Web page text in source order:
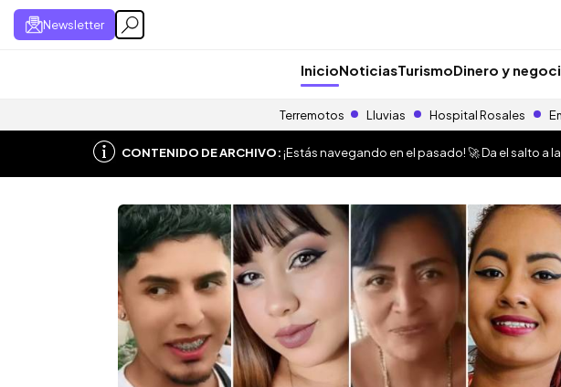
Newsletter
InicioNoticiasTurismoDinero y
Terremotos Lluvias Hospital Rosales
CONTENIDO DE ARCHIVO:¡Estás navegando en el pasado! 🚀 Da el salto a